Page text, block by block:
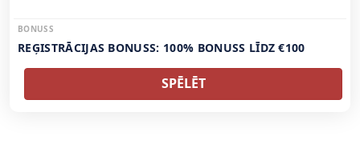
BONUSS
REĢISTRĀCIJAS BONUSS: 100% BONUSS LĪDZ €100
SPĒLĒT